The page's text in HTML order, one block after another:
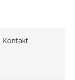
Kontakt